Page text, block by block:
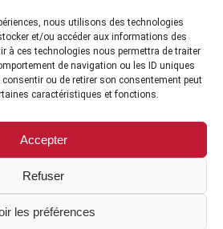
nous utilisons des technologies
et/ou accéder aux informations des
à ces technologies nous permettra de traiter
de navigation ou les ID uniques
ou de retirer son consentement peut
caractéristiques et fonctions.
Accepter
Refuser
les préférences
Signaler un abus